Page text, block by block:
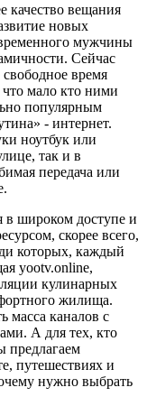
качество вещания
новых
мужчины
Сейчас
время
что мало кто ними
популярным
- интернет.
ноутбук или
так и в
передача или
широком доступе и
скорее всего,
которых, каждый
yootv.online,
кулинарных
жилища.
масса каналов с
А для тех, кто
предлагаем
путешествиях и
нужно выбрать